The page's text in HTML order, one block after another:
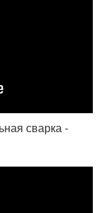
сварка -